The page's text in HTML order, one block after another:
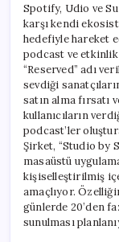
Spotify, Udio ve
karşı kendi
hedefiyle hareket
podcast ve
“Reserved” adı
sevdiği
satın alma fırsatı
kullanıcıların
podcast’ler
Şirket, “Studio by
masaüstü
kişiselleştirilmiş
amaçlıyor.
günlerde 20’den
sunulması